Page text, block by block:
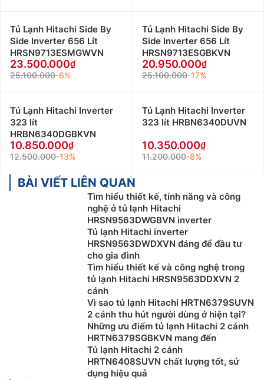
Tủ Lạnh Hitachi Side By
Side Inverter 656 Lít
HRSN9713ESMGWVN
23.500.000
25.100.000-6%
Tủ Lạnh Hitachi Side By
Side Inverter 656 Lít
HRSN9713ESGBKVN
20.950.000
25.100.000-17%
Tủ Lạnh Hitachi Inverter
323 lít
HRBN6340DGBKVN
10.850.000
12.500.000-13%
Tủ Lạnh Hitachi Inverter
323 lít HRBN6340DUVN
10.350.000
11.200.000-8%
BÀI VIẾT LIÊN QUAN
Tìm hiểu thiết kế, tính năng và công
nghệ ở tủ lạnh Hitachi
HRSN9563DWGBVN inverter
Tủ lạnh Hitachi inverter
HRSN9563DWDXVN đáng để đầu tư
cho gia đình
Tìm hiểu thiết kế và công nghệ trong
tủ lạnh Hitachi HRSN9563DDXVN 2
cánh
Vì sao tủ lạnh Hitachi HRTN6379SUVN
2 cánh thu hút người dùng ở hiện tại?
Những ưu điểm tủ lạnh Hitachi 2 cánh
HRTN6379SGBKVN mang đến
Tủ lạnh Hitachi 2 cánh
HRTN6408SUVN chất lượng tốt, sử
dụng hiệu quả